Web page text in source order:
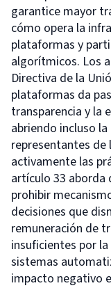
garantice mayor
cómo opera la
plataformas y
algorítmicos. Los
Directiva de la
plataformas da
transparencia y la
abriendo incluso
representantes de
activamente las
artículo 33 aborda
prohibir
decisiones que
remuneración de
insuficientes por
sistemas
impacto negativo